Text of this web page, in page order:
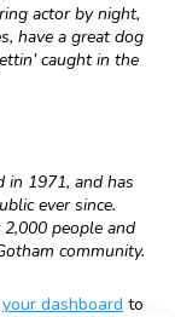
actor by night,
have a great dog
caught in the
in 1971, and has
ever since.
people and
community.
your dashboard to